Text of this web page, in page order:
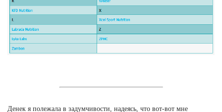
Денек я полежала в задумчивости, надеясь, что вот-вот мне